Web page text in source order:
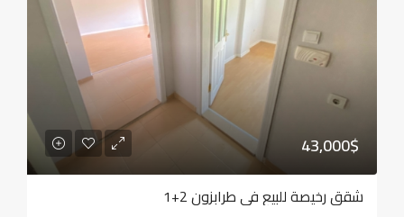
43,000$
شقق رخيصة للبيع في طرابزون 2+1